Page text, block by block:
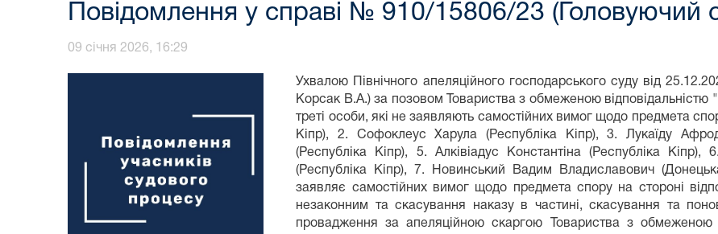
Повідомлення у справі № 910/15806/23 (Головуючий
09 січня 2026, 16:29
Ухвалою Північного апеляційного господарського суду від
Корсак В.А.) за позовом Товариства з обмеженою відповідальністю
треті особи, які не заявляють самостійних вимог щодо предмета
Кіпр), 2. Софоклеус Харула (Республіка Кіпр), 3. Лукаїду
(Республіка Кіпр), 5. Алківіадус Константіна (Республіка
(Республіка Кіпр), 7. Новинський Вадим Владиславович
заявляє самостійних вимог щодо предмета спору на стороні
незаконним та скасування наказу в частині, скасування та
провадження за апеляційною скаргою Товариства з